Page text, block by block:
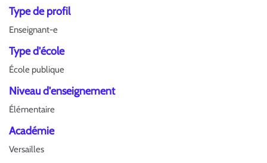
Type de profil
Enseignant-e
Type d'école
École publique
Niveau d'enseignement
Élémentaire
Académie
Versailles